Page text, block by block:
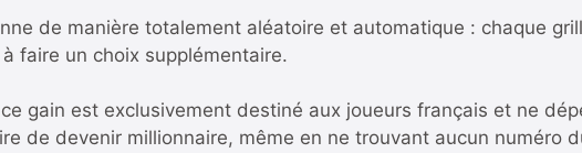
de manière totalement aléatoire et automatique : chaque
faire un choix supplémentaire.
gain est exclusivement destiné aux joueurs français et ne
de devenir millionnaire, même en ne trouvant aucun numéro